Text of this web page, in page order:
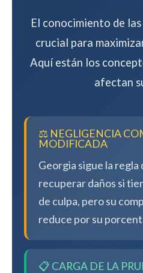
El conocimiento de
crucial para
Aquí están los
afectan
⚖️ NEGLIGENCIA
MODIFICADA
Georgia sigue la regla
recuperar daños si
de culpa, pero su
reduce por su
📋 CARGA DE LA